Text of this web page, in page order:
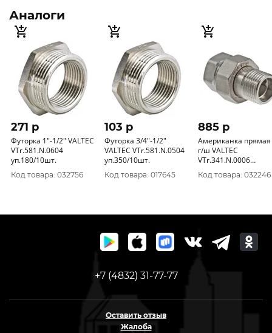
Аналоги
271 p
Футорка 1"-1/2" VALTEC
VTr.581.N.0604
уп.180/10шт.
Код товара: 032756
103 p
Футорка 3/4"-1/2"
VALTEC VTr.581.N.0504
уп.350/10шт.
Код товара: 017645
885 p
Американка
г/ш VALTEC
VTr.341.N.0006
уп.40/5шт.
Код товара: 032246
+7 (4832) 31-77-77
Оставить отзыв
Жалоба